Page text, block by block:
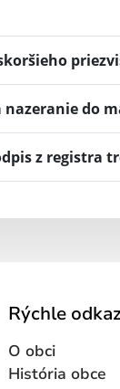
nazeranie do
z registra
Rýchle
O obci
História obce